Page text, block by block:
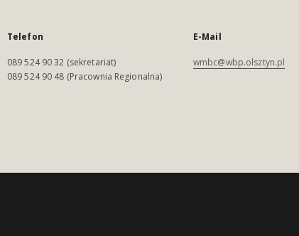
Telefon
089 524 90 32 (sekretariat)
089 524 90 48 (Pracownia Regionalna)
E-Mail
wmbc@wbp.olsztyn.pl